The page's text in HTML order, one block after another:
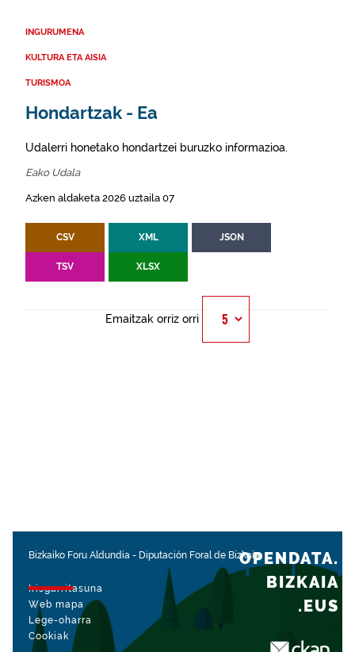
INGURUMENA
KULTURA ETA AISIA
TURISMOA
Hondartzak - Ea
Udalerri honetako hondartzei buruzko informazioa.
Eako Udala
Azken aldaketa 2026 uztaila 07
CSV XML JSON
TSV XLSX
Emaitzak orriz orri
Bizkaiko Foru Aldundia - Diputación Foral de Bizkaia
Irisgarritasuna
Web mapa
Lege-oharra
Cookiak
OPENDATA.
BIZKAIA
.EUS